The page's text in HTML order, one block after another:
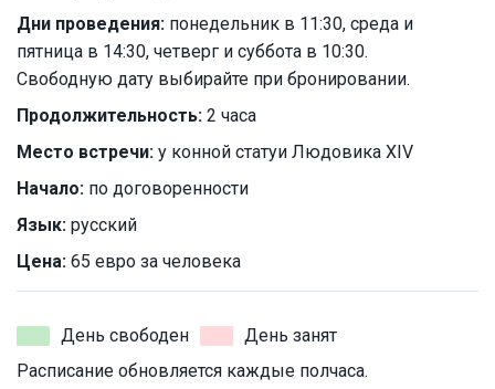
Дни проведения: понедельник в 11:30, среда и
пятница в 14:30, четверг и суббота в 10:30.
Свободную дату выбирайте при бронировании.
Продолжительность: 2 часа
Место встречи: у конной статуи Людовика XIV
Начало: по договоренности
Язык: русский
Цена: 65 евро за человека
День свободен
День занят
Расписание обновляется каждые полчаса.